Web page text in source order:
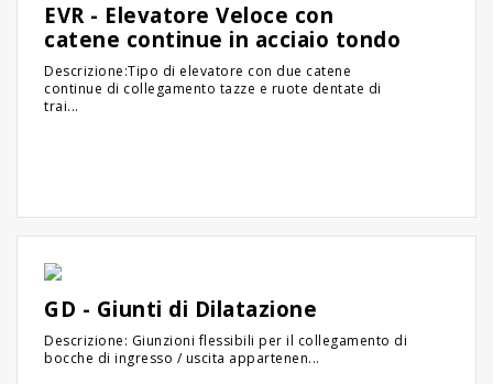
EVR - Elevatore Veloce con
catene continue in acciaio tondo
Descrizione:Tipo di elevatore con due catene
continue di collegamento tazze e ruote dentate di
trai...
GD - Giunti di Dilatazione
Descrizione: Giunzioni flessibili per il collegamento di
bocche di ingresso / uscita appartenen...